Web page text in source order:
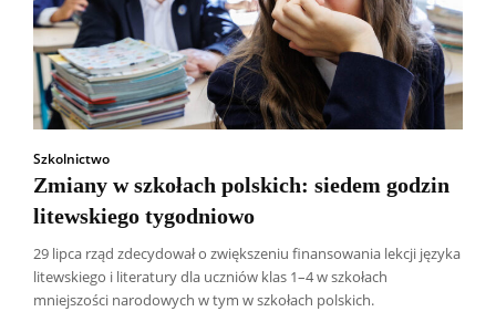
Szkolnictwo
Zmiany w szkołach polskich: siedem godzin
litewskiego tygodniowo
29 lipca rząd zdecydował o zwiększeniu finansowania lekcji języka
litewskiego i literatury dla uczniów klas 1–4 w szkołach
mniejszości narodowych w tym w szkołach polskich.